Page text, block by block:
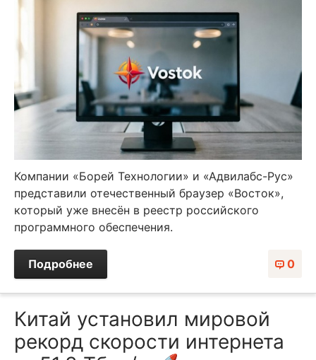
Компании «Борей Технологии» и «Адвилабс-Рус»
представили отечественный браузер «Восток»,
который уже внесён в реестр российского
программного обеспечения.
0
Подробнее
Китай установил мировой
рекорд скорости интернета